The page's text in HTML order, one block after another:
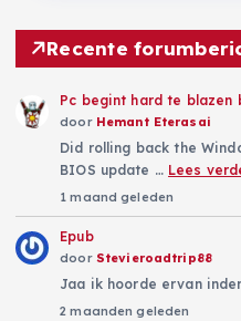
Recente
Pc begint hard te blazen
door Hemant Eterasai
Did rolling back the
BIOS update … Lees
1 maand geleden
Epub
door Stevieroadtrip88
Jaa ik hoorde ervan
2 maanden geleden